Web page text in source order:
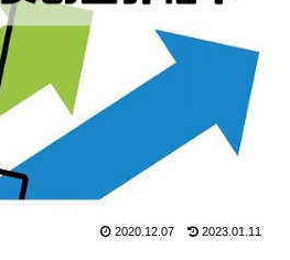
2020.12.07 2023.01.11